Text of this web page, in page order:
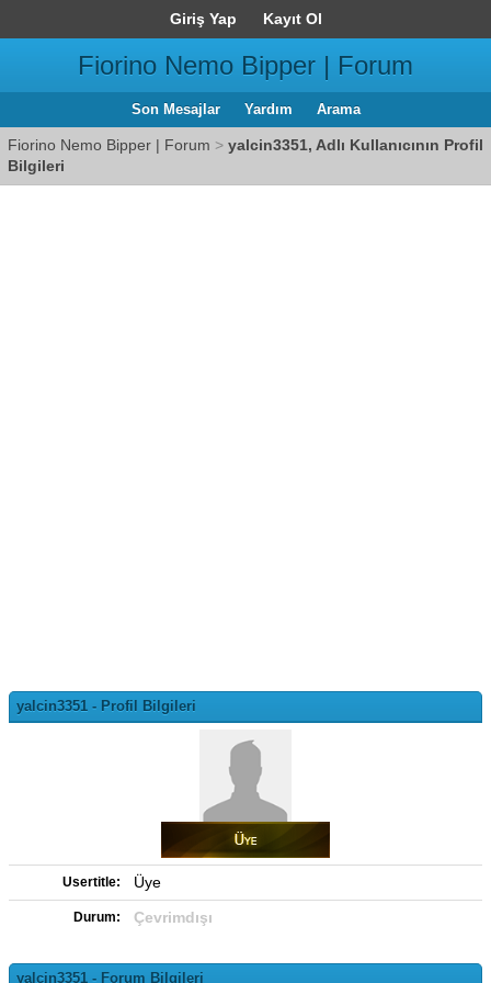
Giriş Yap Kayıt Ol
Fiorino Nemo Bipper | Forum
Son Mesajlar Yardım Arama
Fiorino Nemo Bipper | Forum > yalcin3351, Adlı Kullanıcının Profil
Bilgileri
yalcin3351 - Profil Bilgileri
Usertitle: Üye
Durum: Çevrimdışı
yalcin3351 - Forum Bilgileri